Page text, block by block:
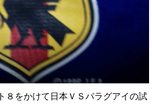
８をかけて日本ＶＳパラグアイの試